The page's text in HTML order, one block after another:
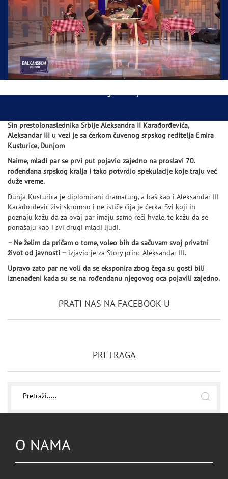
Ispraćaj Pojasa Presvete Bogorodice danas iz
Hrama Svetog Save
Sin prestolonaslednika Srbije Aleksandra II Karađorđevića,
Aleksandar III u vezi je sa ćerkom čuvenog srpskog reditelja Emira
Kusturice, Dunjom
Naime, mladi par se prvi put pojavio zajedno na proslavi 70.
rođendana srpskog kralja i tako potvrdio spekulacije koje traju već
duže vreme.
Dunja Kusturica je diplomirani dramaturg, a baš kao i Aleksandar III
Karađorđević živi skromno i ne ističe čija je ćerka. Svi koji ih
poznaju kažu da za ovaj par imaju samo reči hvale, te kažu da se
ponašaju kao i svi drugi mladi ljudi.
– Ne želim da pričam o tome, voleo bih da sačuvam svoj privatni
život od javnosti – izjavio je za Story princ Aleksandar III.
Upravo zato par ne voli da se eksponira zbog čega su gosti bili
iznenađeni kada su se na rođendanu njegovog oca pojavili zajedno.
PRATI NAS NA FACEBOOK-U
PRETRAGA
O NAMA